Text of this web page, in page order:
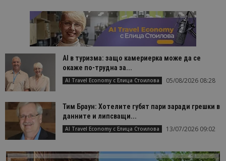
AI в туризма: защо камериерка може да се
окаже по-трудна за...
AI Travel Economy с Елица Стоилова 05/08/2026 08:28
Тим Браун: Хотелите губят пари заради грешки в
данните и липсващи...
AI Travel Economy с Елица Стоилова 13/07/2026 09:02